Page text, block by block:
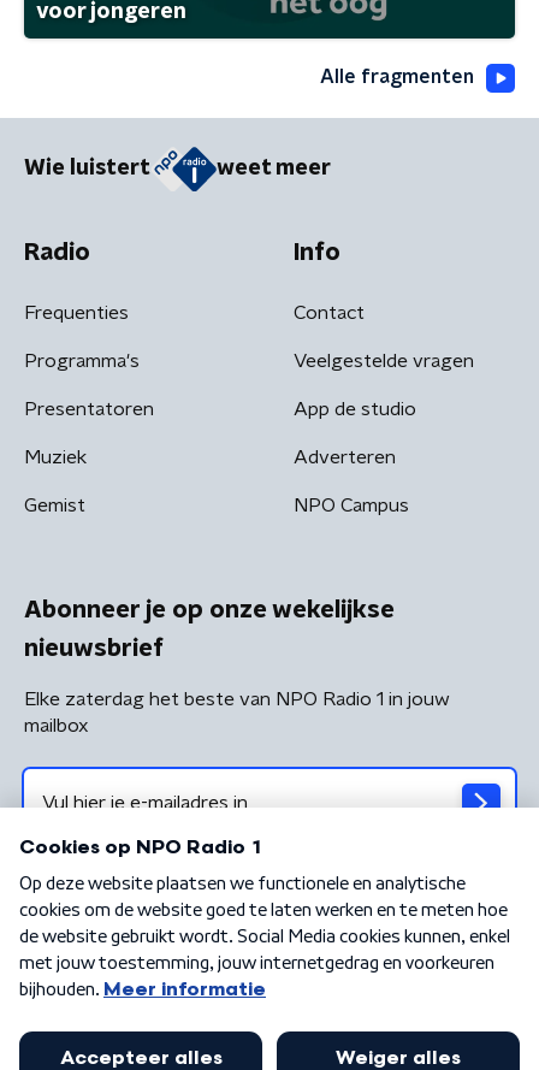
voor jongeren
Alle fragmenten
Wie luistert weet meer
Radio
Frequenties
Programma's
Presentatoren
Muziek
Gemist
Info
Contact
Veelgestelde vragen
App de studio
Adverteren
NPO Campus
Abonneer je op onze wekelijkse
nieuwsbrief
Elke zaterdag het beste van NPO Radio 1 in jouw
mailbox
Algemene voorwaarden